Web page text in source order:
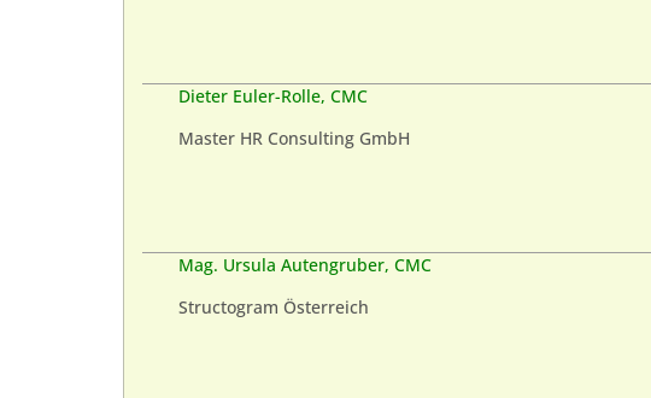
Dieter Euler-Rolle, CMC
Master HR Consulting GmbH
Mag. Ursula Autengruber, CMC
Structogram Österreich